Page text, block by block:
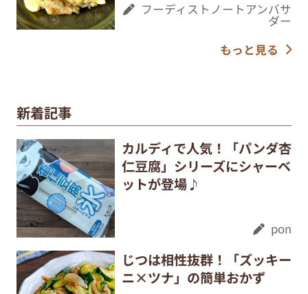
フーディストノートアンバサ
ダー
もっと見る
新着記事
カルディで人気！「パンダ杏
仁豆腐」シリーズにシャーベ
ットが登場♪
pon
じつは相性抜群！「ズッキー
ニ×ツナ」の簡単おかず